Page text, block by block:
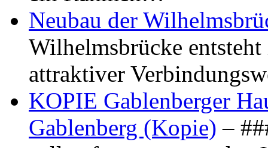
Neubau der
Wilhelmsbrücke
attraktiver
KOPIE Gablenberger
Gablenberg (Kopie) –